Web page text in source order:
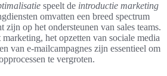
speelt de introductie marketing
omvatten een breed spectrum
zijn op het ondersteunen van sales teams.
het opzetten van sociale media
van e-mailcampagnes zijn essentieel om
te vergroten.